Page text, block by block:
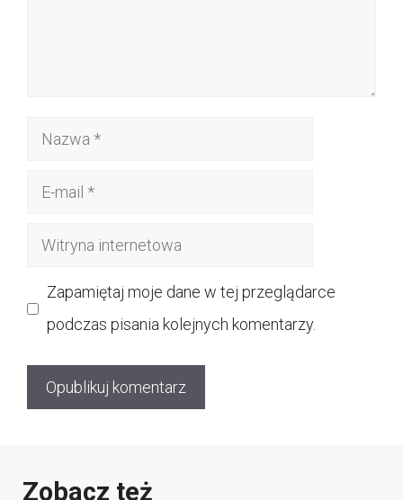
Nazwa
Witryna
Zapamiętaj moje dane w tej przeglądarce
podczas pisania kolejnych komentarzy.
Zobacz też